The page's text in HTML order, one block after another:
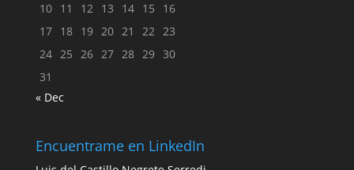
10 11 12 13 14 15
16
17 18 19 20 21 22 23
24 25 26 27 28 29 30
31
« Dec
Encuentrame en LinkedIn